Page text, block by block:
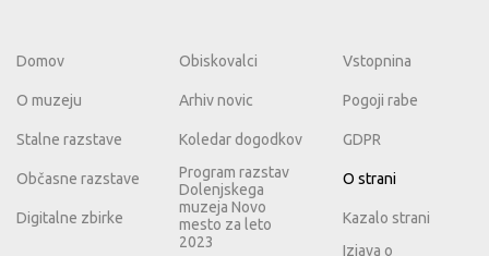
Domov
O muzeju
Stalne razstave
Občasne razstave
Digitalne zbirke
Obiskovalci
Arhiv novic
Koledar dogodkov
Program razstav
Dolenjskega
muzeja Novo
mesto za leto
2023
Vstopnina
Pogoji rabe
GDPR
O strani
Kazalo strani
Izjava o